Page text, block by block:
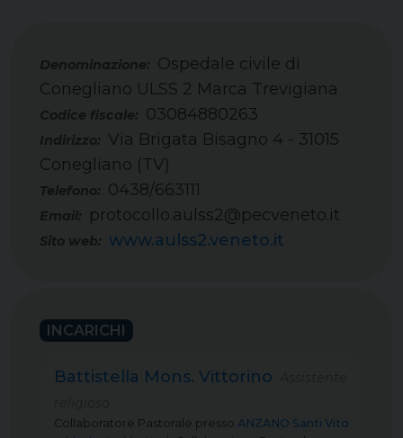
Ospedale civile di
Conegliano ULSS 2 Marca Trevigiana
Codice fiscale: 03084880263
Telefono: 0438/663111
Email: protocollo.aulss2@pecveneto.it
Sito web: www.aulss2.veneto.it
Indirizzo: Via Brigata Bisagno 4 - 31015
Conegliano (TV)
INCARICHI
Battistella Mons. Vittorino
Collaboratore Pastorale presso ANZANO Santi Vito